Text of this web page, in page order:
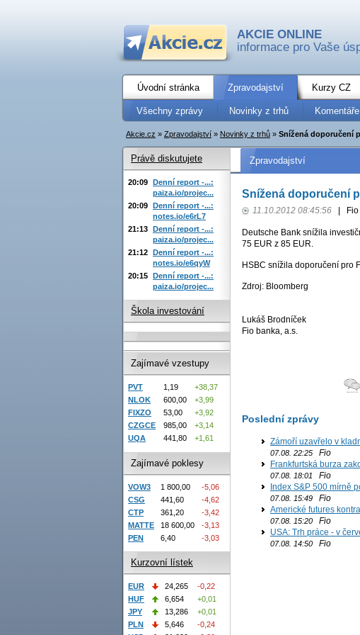
AKCIE ONLINE
informace pro Vaše
Úvodní stránka Zpravodajství Kurzy CZ
Všechny zprávy Novinky z trhů
Akcie.cz » Zpravodajství » Novinky z trhů » Snížená doporučení
Zpravodajství
Snížená doporučení
11.10.2012 08:45:56
Deutsche Bank snížila
75 EUR z 85 EUR.
HSBC snížila doporučení pro
Zdroj: Bloomberg
Lukáš Brodníček
Fio banka, a.s.
Poslední zprávy
Zámoří uzavřelo v
07.08. 22:25 Fio
Frankfurtská burza
07.08. 18:01
Fio
Index S&P 500 mírně
07.08. 15:49 Fio
Americké futures
07.08. 15:20 Fio
USA: Trh práce - v
07.08. 14:50 Fio
Právě diskutujete
20:09 Denní report -...:
paiza.io/projec...
20:09 Denní report -...:
notes.io/e6rL7
21:13 Denní report -...:
paiza.io/projec...
21:12 Denní report -...:
notes.io/e6qyW
20:15 Denní report -...:
paiza.io/projec...
Škola investování
Zajímavé vzestupy
PVT 1,19
+38,37
NLOK
600,00
+3,99
FIXZO
53,00
+3,92
CZGCE
985,00
+3,14
UQA
441,80 +1,61
Zajímavé poklesy
VOW3 1 800,00
-5,06
CSG
441,60
-4,62
CTP
361,20
-3,42
MATTE
18 600,00
-3,13
PEN
6,40 -3,03
Kurzovní lístek
EUR 24,265
-0,22
HUF
6,654
+0,01
JPY
13,286
+0,01
PLN
5,646
-0,24